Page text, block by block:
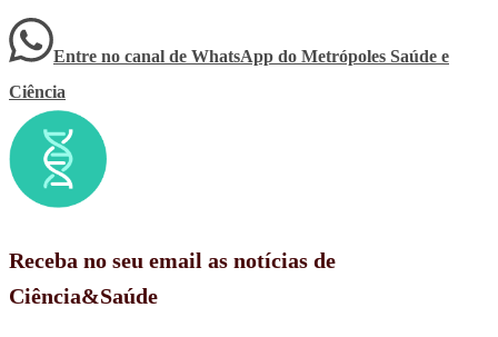
Entre no canal de WhatsApp do Metrópoles Saúde e
Ciência
Receba no seu email as notícias de
Ciência&Saúde